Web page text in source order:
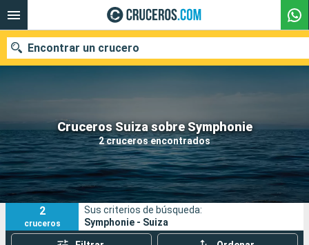
Cruceros Suiza sobre Symphonie
2 cruceros encontrados
Encontrar un crucero
Nuestros destinos
Fecha de salida
Puertos Compañías
Buscar
2
cruceros
Sus criterios de búsqueda:
Symphonie - Suiza